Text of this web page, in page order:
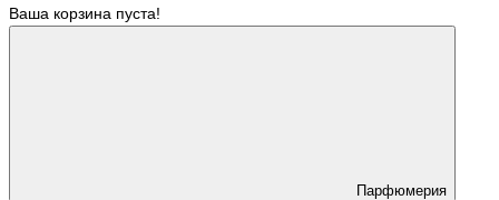
Ваша корзина пуста!
Парфюмерия